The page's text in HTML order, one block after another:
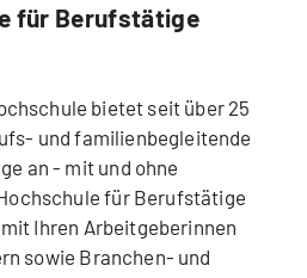
für Berufstätige
bietet seit über 25
und familienbegleitende
an - mit und ohne
für Berufstätige
Ihren Arbeitgeberinnen
sowie Branchen- und